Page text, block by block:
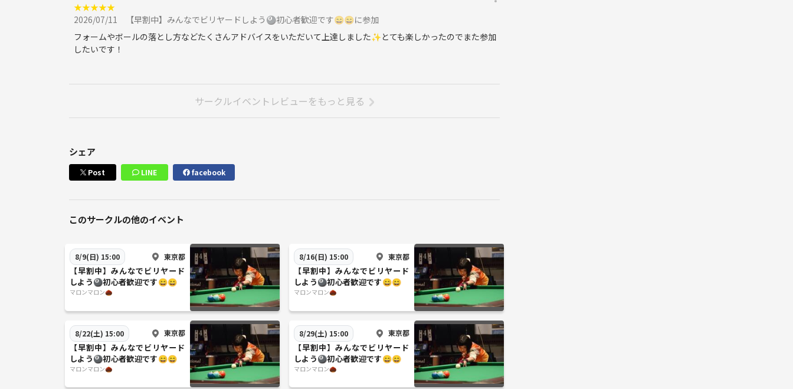
★★★★★
2026/07/11
【早割中】みんなでビリヤードしよう🎱初心者歓迎です😄😄に参加
フォームやボールの落とし方などたくさんアドバイスをいただいて上達しました✨とても楽しかったのでまた参加
したいです！
サークルイベントレビューをもっと見る
シェア
Post LINE facebook
このサークルの他のイベント
8/9(日) 15:00 東京都
【早割中】みんなでビリヤード
しよう🎱初心者歓迎です😄😄
マロンマロン🌰
8/16(日) 15:00 東京都
【早割中】みんなでビリヤード
しよう🎱初心者歓迎です😄😄
マロンマロン🌰
8/22(土) 15:00 東京都
【早割中】みんなでビリヤード
しよう🎱初心者歓迎です😄😄
マロンマロン🌰
8/29(土) 15:00 東京都
【早割中】みんなでビリヤード
しよう🎱初心者歓迎です😄😄
マロンマロン🌰